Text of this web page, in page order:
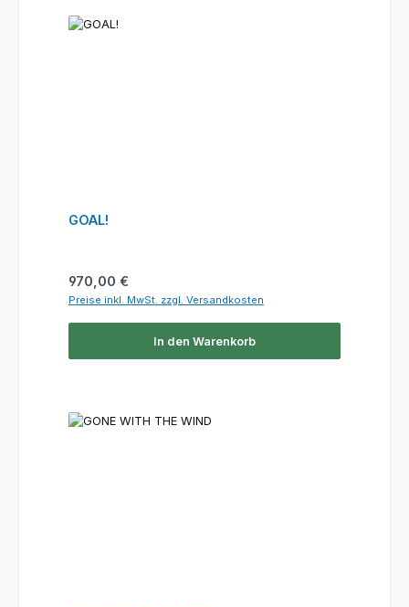
GOAL!
Regulärer Preis:
970,00 €
Preise inkl. MwSt. zzgl. Versandkosten
In den Warenkorb